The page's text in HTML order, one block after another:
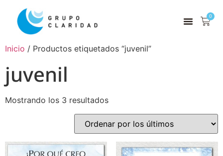
0
Inicio / Productos etiquetados “juvenil”
juvenil
Mostrando los 3 resultados